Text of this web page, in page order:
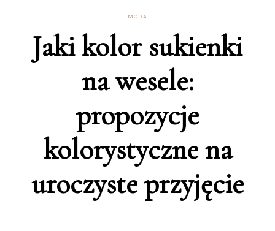
MODA
Jaki kolor sukienki
na wesele:
propozycje
kolorystyczne na
uroczyste przyjęcie